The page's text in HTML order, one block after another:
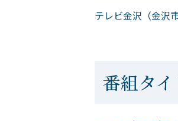
テレビ金沢（金沢
番組タ